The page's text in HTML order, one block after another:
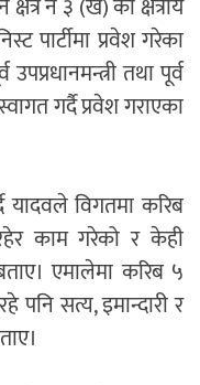
नं ३ (ख) का क्षेत्रीय
पार्टीमा प्रवेश गरेका
तथा पूर्व
गर्दै प्रवेश गराएका
यादवले विगतमा करिब
रहेर काम गरेको र केही
एमालेमा करिब ५
पनि सत्य, इमान्दारी र